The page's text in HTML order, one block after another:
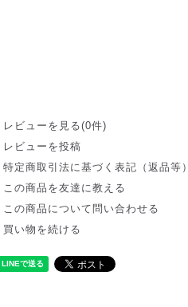
レビューを見る(0件)
レビューを投稿
特定商取引法に基づく表記（返品等）
この商品を友達に教える
この商品について問い合わせる
買い物を続ける